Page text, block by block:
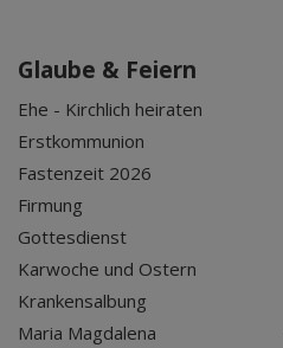
Glaube & Feiern
Ehe - Kirchlich heiraten
Erstkommunion
Fastenzeit 2026
Firmung
Gottesdienst
Karwoche und Ostern
Krankensalbung
Maria Magdalena